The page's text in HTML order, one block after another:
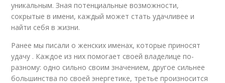
уникальным. Зная потенциальные возможности,
сокрытые в имени, каждый может стать удачливее и
найти себя в жизни.
Ранее мы писали о женских именах, которые приносят
удачу . Каждое из них помогает своей владелице по-
разному: одно сильно своим значением, другое сильнее
большинства по своей энергетике, третье произносится